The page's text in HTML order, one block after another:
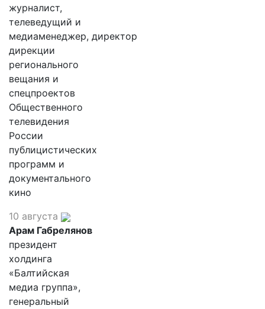
журналист,
телеведущий и
медиаменеджер, директор
дирекции
регионального
вещания и
спецпроектов
Общественного
телевидения
России
публицистических
программ и
документального
кино
10 августа
Арам Габрелянов
президент
холдинга
«Балтийская
медиа группа»,
генеральный